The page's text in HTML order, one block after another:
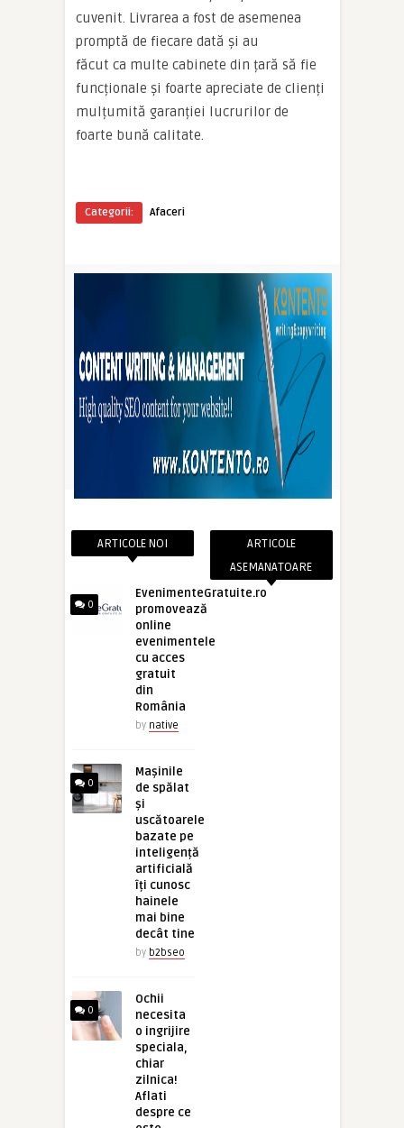
cuvenit. Livrarea a fost de asemenea
promptă de fiecare dată și au
făcut ca multe cabinete din țară să fie
funcționale și foarte apreciate de clienți
mulțumită garanției lucrurilor de
foarte bună calitate.
Categorii: Afaceri
ARTICOLE NOI
0
EvenimenteGratuite.ro
promovează
online
evenimentele
cu acces
gratuit
din
România
by native
0
Mașinile
de spălat
și
uscătoarele
bazate pe
inteligență
artificială
îți cunosc
hainele
mai bine
decât tine
by b2bseo
0
Ochii
necesita
o ingrijire
speciala,
chiar
zilnica!
Aflati
despre ce
ARTICOLE
ASEMANATOARE